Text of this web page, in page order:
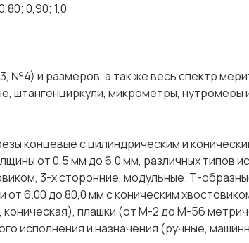
0,90; 1,0
и размеров, а так же весь спектр
штангенциркули, микрометры, нутромеры
концевые с цилиндрическим и
от 0,5 мм до 6,0 мм, различных типов
3-х сторонние, модульные. Т-
6.00 до 80,0 мм с коническим
плашки (от М-2 до М-56
исполнения и назначения (ручные,